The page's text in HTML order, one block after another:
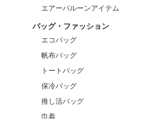
エアーバルーンアイテム
バッグ・ファッション
エコバッグ
帆布バッグ
トートバッグ
保冷バッグ
推し活バッグ
巾着